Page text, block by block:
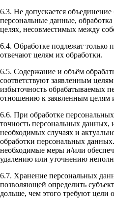
6.3. Не допускается
персональные данные,
целях, несовместимых между
6.4. Обработке подлежат только
отвечают целям их обработки.
6.5. Содержание и объём
соответствуют заявленным
избыточность обрабатываемых
отношению к заявленным целям
6.6. При обработке
точность персональных данных,
необходимых случаях и
обработки персональных
необходимые меры и/или
удалению или уточнению
6.7. Хранение персональных
позволяющей определить
дольше, чем этого требуют цели